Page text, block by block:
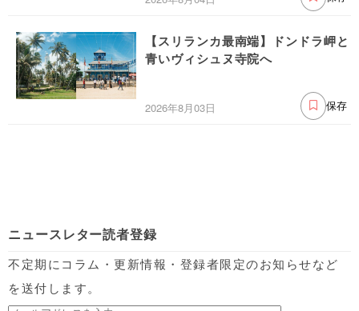
【スリランカ最南端】ドンドラ岬と
青いヴィシュヌ寺院へ
2026年8月03日 保存
ニュースレター読者登録
不定期にコラム・更新情報・登録者限定のお知らせなど
を送付します。